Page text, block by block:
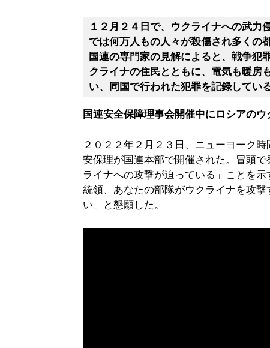
１２月２４日で、ウクライナへの武力
では何万人もの人々が殺傷され多くの
国連の専門家の見解によると、戦争犯
クライナの住民とともに、電気も暖房
い、同国で行われた犯罪を記録している
国連安全保障理事会開催中にロシアの
２０２２年２月２３日、ニューヨーク
安保理が国連本部で開催された。冒頭
ライナへの攻撃が迫っている」ことを
統領、あなたの部隊がウクライナを攻
い」と懇願した。